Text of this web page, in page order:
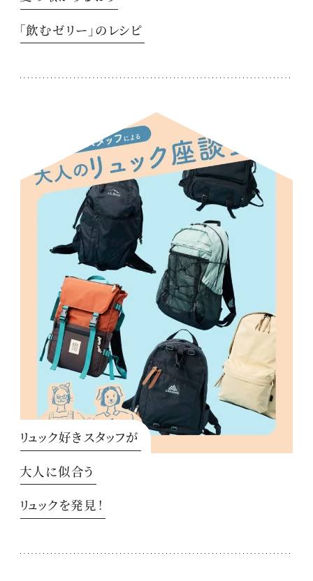
「飲むゼリー」のレシピ
リュック好きスタッフが
大人に似合う
リュックを発見！